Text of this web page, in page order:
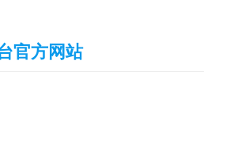
官方网站